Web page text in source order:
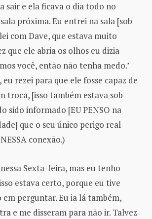
sair e ela ficava o dia todo no
próxima. Eu entrei na sala [sob
com Dave, que estava muito
que ele abria os olhos eu dizia
você, então não tenha medo.’
rezei para que ele fosse capaz de
troca, [isso também estava sob
sido informado [EU PENSO na
que o seu único perigo real
conexão.)
Sexta-feira, mas eu tenho
estava certo, porque eu tive
perguntar. Eu ia lá também,
e me disseram para não ir. Talvez